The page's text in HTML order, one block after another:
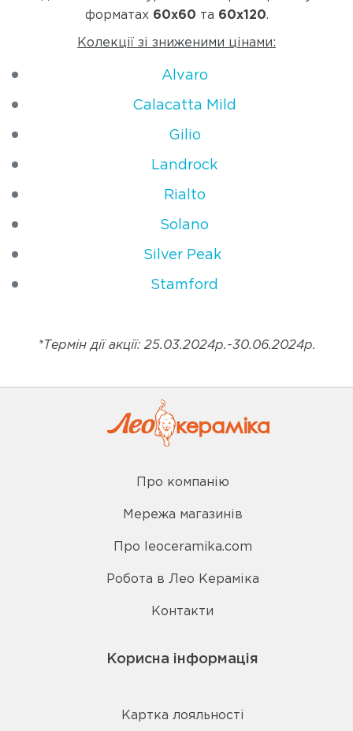
форматах 60x60 та 60x120.
Колекції зі зниженими цінами:
Alvaro
Calacatta Mild
Gilio
Landrock
Rialto
Solano
Silver Peak
Stamford
*Термін дії акції: 25.03.2024р.-30.06.2024р.
Про компанію
Мережа магазинів
Про leoceramika.com
Робота в Лео Кераміка
Контакти
Корисна інформація
Картка лояльності